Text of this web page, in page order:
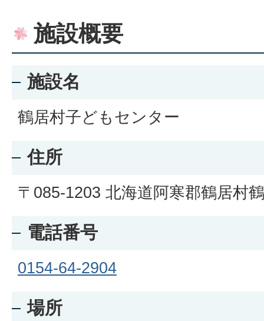
施設概要
施設名
鶴居村子どもセンター
住所
〒085-1203 北海道阿寒郡鶴居村
電話番号
0154-64-2904
場所